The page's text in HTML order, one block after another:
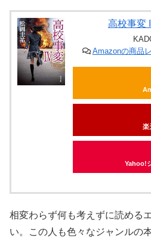
高校事変
Amazonの商品
楽
Yahoo!
相変わらず何も考えずに読める
い。この人も色々なジャンルの